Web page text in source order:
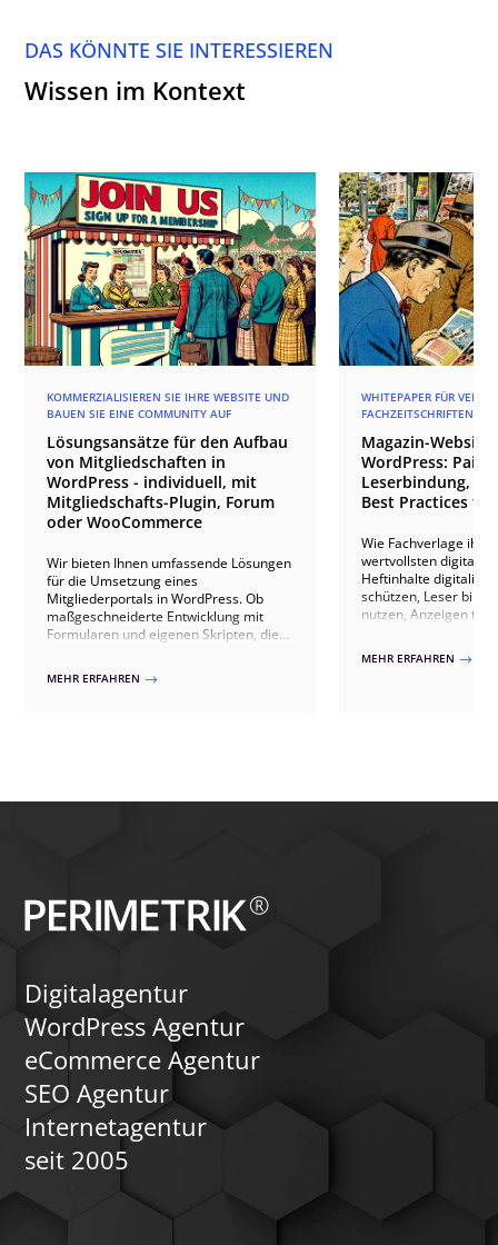
DAS KÖNNTE SIE INTERESSIEREN
Wissen im Kontext
KOMMERZIALISIEREN SIE IHRE WEBSITE UND
BAUEN SIE EINE COMMUNITY AUF
Lösungsansätze für den Aufbau
von Mitgliedschaften in
WordPress - individuell, mit
Mitgliedschafts-Plugin, Forum
oder WooCommerce
Wir bieten Ihnen umfassende Lösungen
für die Umsetzung eines
Mitgliederportals in WordPress. Ob
maßgeschneiderte Entwicklung mit
Formularen und eigenen Skripten, die
Erweiterungen – wir passen die Lösung
MEHR ERFAHREN $
WHITEPAPER FÜR
FACHZEITSCHRIFTEN
Magazin-
WordPress: Paid
Leserbindung,
Best Practices für
Wie Fachverlage ihre
wertvollsten digitalen
Heftinhalte
schützen, Leser
nutzen, Anzeigen
20+ Verlagsprojekten.
MEHR ERFAHREN $
Digitalagentur
WordPress Agentur
eCommerce Agentur
SEO Agentur
Internetagentur
seit 2005